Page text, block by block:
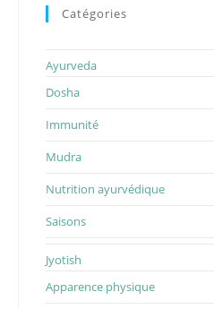
siteCatégories
Ayurveda
Dosha
Immunité
Mudra
Nutrition ayurvédique
Saisons
Jyotish
Apparence physique